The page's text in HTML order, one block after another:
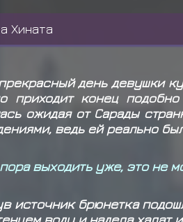
Хината
день девушки
приходит конец
ожидая от Сарады
ведь ей реально
выходить уже, это не
источник брюнетка